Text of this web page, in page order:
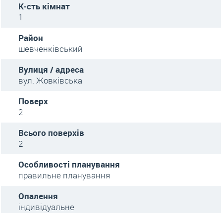
К-сть кімнат
1
Район
шевченківський
Вулиця / адреса
вул. Жовківська
Поверх
2
Всього поверхів
2
Особливості планування
правильне планування
Опалення
індивідуальне